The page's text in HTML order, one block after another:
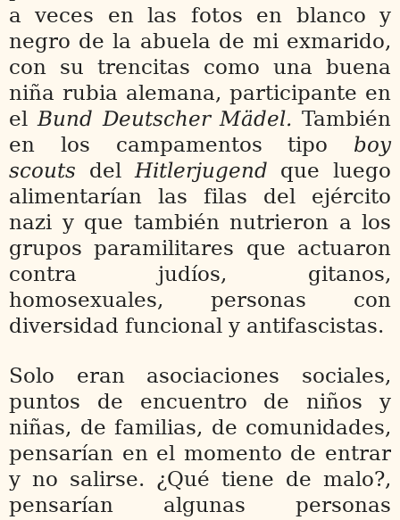
a veces en las fotos en blanco y
negro de la abuela de mi exmarido,
con su trencitas como una buena
niña rubia alemana, participante en
elBund Deutscher Mädel. También
en los campamentos tipo boy
scouts delHitlerjugend que luego
alimentarían las filas del ejército
nazi y que también nutrieron a los
grupos paramilitares que actuaron
contra judíos, gitanos,
homosexuales, personas con
diversidad funcional y antifascistas.
Solo eran asociaciones sociales,
puntos de encuentro de niños y
niñas, de familias, de comunidades,
pensarían en el momento de entrar
y no salirse. ¿Qué tiene de malo?,
pensarían algunas personas